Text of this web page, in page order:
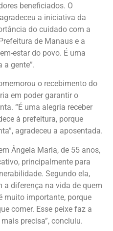
beneficiados. O
a iniciativa da
do cuidado com a
de Manaus e a
estar do povo. É uma
gente”.
o recebimento do
em poder garantir o
“É uma alegria receber
à prefeitura, porque
agradeceu a aposentada.
Ângela Maria, de 55 anos,
principalmente para
Segundo ela,
diferença na vida de quem
muito importante, porque
comer. Esse peixe faz a
precisa”, concluiu.